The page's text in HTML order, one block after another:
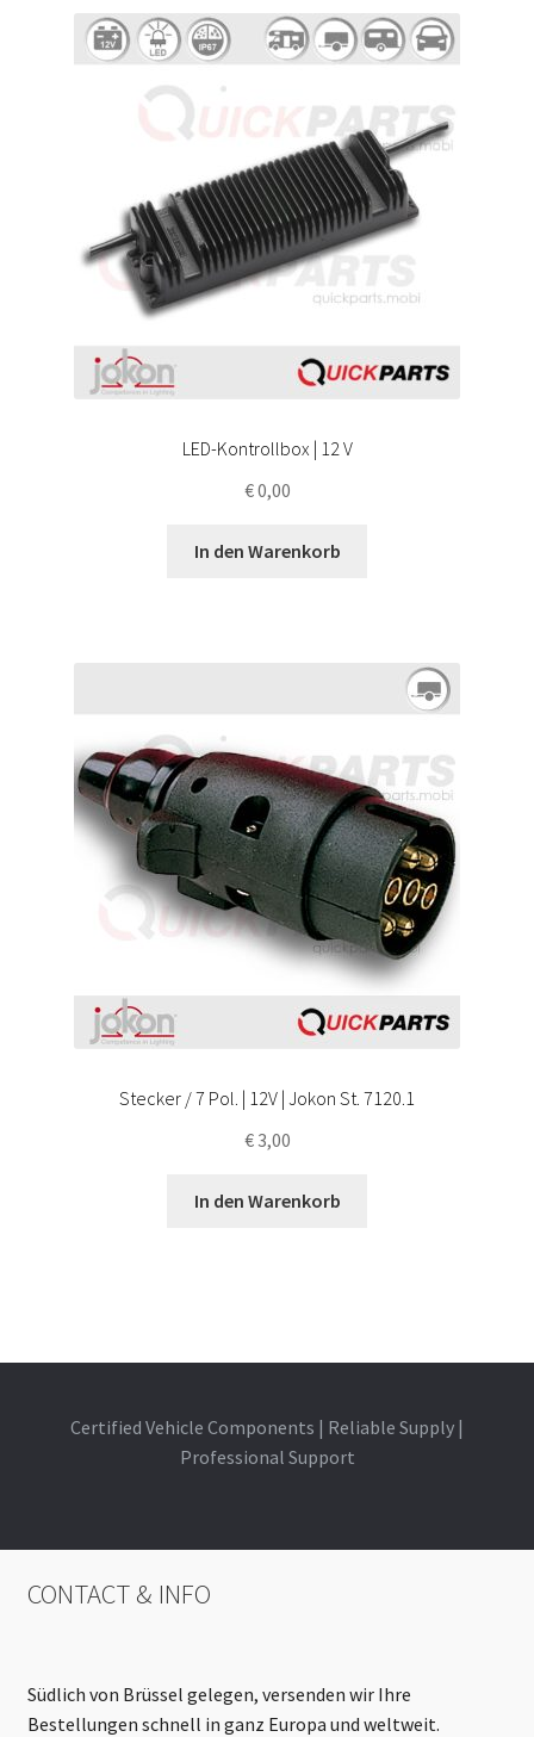
LED-Kontrollbox | 12 V
€0,00
In den Warenkorb
Stecker / 7 Pol. | 12V | Jokon St. 7120.1
€3,00
In den Warenkorb
Certified Vehicle Components | Reliable Supply |
Professional Support
CONTACT & INFO
Südlich von Brüssel gelegen, versenden wir Ihre
Bestellungen schnell in ganz Europa und weltweit.